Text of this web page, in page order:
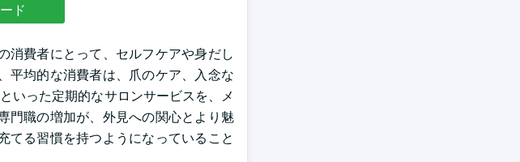
ド
消費者にとって、セルフケアや身だし
平均的な消費者は、爪のケア、入念な
いった定期的なサロンサービスを、メ
門職の増加が、外見への関心とより魅
てる習慣を持つようになっていること